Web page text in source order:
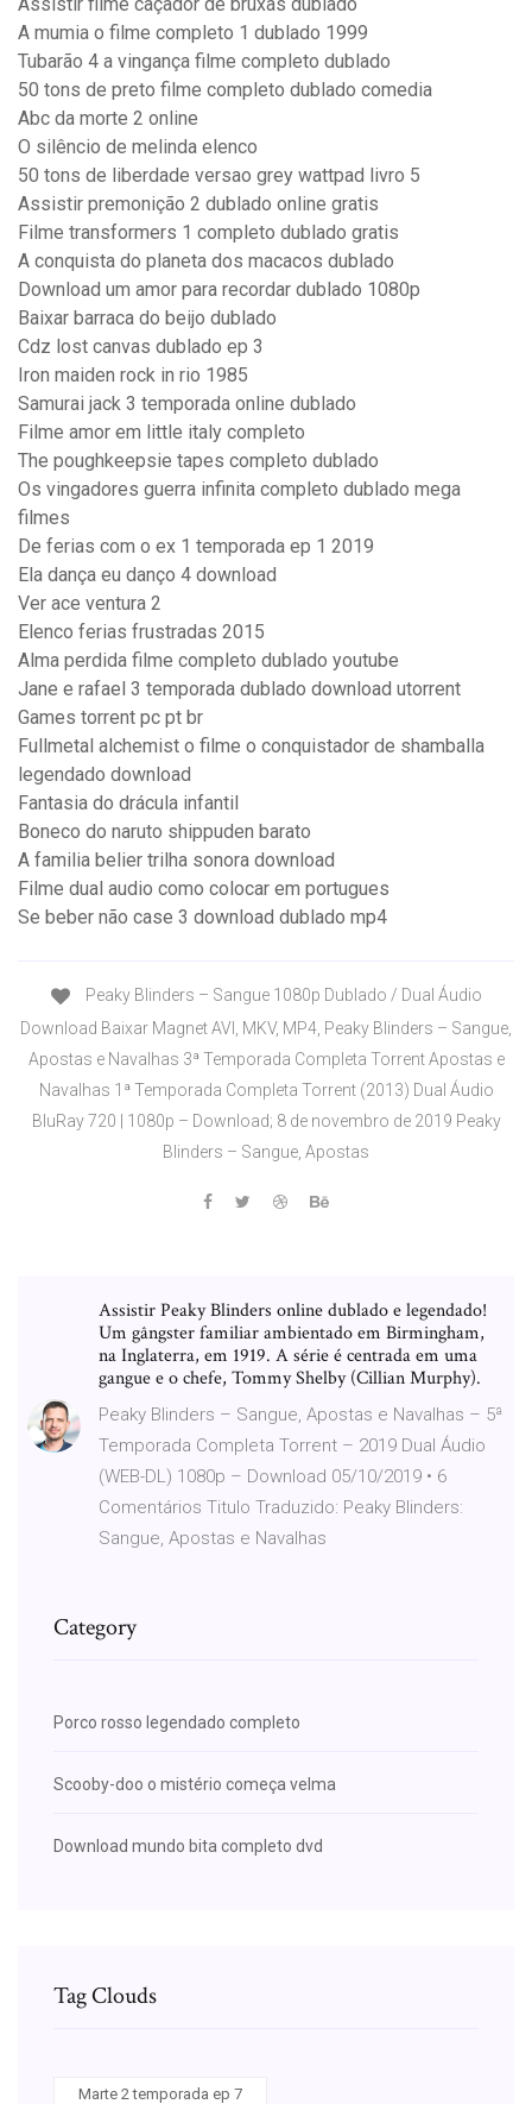
Assistir filme caçador de bruxas dublado
A mumia o filme completo 1 dublado 1999
Tubarão 4 a vingança filme completo dublado
50 tons de preto filme completo dublado comedia
Abc da morte 2 online
O silêncio de melinda elenco
50 tons de liberdade versao grey wattpad livro 5
Assistir premonição 2 dublado online gratis
Filme transformers 1 completo dublado gratis
A conquista do planeta dos macacos dublado
Download um amor para recordar dublado 1080p
Baixar barraca do beijo dublado
Cdz lost canvas dublado ep 3
Iron maiden rock in rio 1985
Samurai jack 3 temporada online dublado
Filme amor em little italy completo
The poughkeepsie tapes completo dublado
Os vingadores guerra infinita completo dublado mega
filmes
De ferias com o ex 1 temporada ep 1 2019
Ela dança eu danço 4 download
Ver ace ventura 2
Elenco ferias frustradas 2015
Alma perdida filme completo dublado youtube
Jane e rafael 3 temporada dublado download utorrent
Games torrent pc pt br
Fullmetal alchemist o filme o conquistador de shamballa
legendado download
Fantasia do drácula infantil
Boneco do naruto shippuden barato
A familia belier trilha sonora download
Filme dual audio como colocar em portugues
Se beber não case 3 download dublado mp4
Peaky Blinders – Sangue 1080p Dublado / Dual Áudio
Download Baixar Magnet AVI, MKV, MP4, Peaky Blinders – Sangue,
Apostas e Navalhas 3ª Temporada Completa Torrent Apostas e
Navalhas 1ª Temporada Completa Torrent (2013) Dual Áudio
BluRay 720 | 1080p – Download; 8 de novembro de 2019 Peaky
Blinders – Sangue, Apostas
Assistir Peaky Blinders online dublado e legendado!
Um gângster familiar ambientado em Birmingham,
na Inglaterra, em 1919. A série é centrada em uma
gangue e o chefe, Tommy Shelby (Cillian Murphy).
Peaky Blinders – Sangue, Apostas e Navalhas – 5ª
Temporada Completa Torrent – 2019 Dual Áudio
(WEB-DL) 1080p – Download 05/10/2019 • 6
Comentários Titulo Traduzido: Peaky Blinders:
Sangue, Apostas e Navalhas
Category
Porco rosso legendado completo
Scooby-doo o mistério começa velma
Download mundo bita completo dvd
Tag Clouds
Marte 2 temporada ep 7